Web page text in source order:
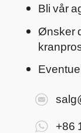
Bli vår
Ønsker
+86